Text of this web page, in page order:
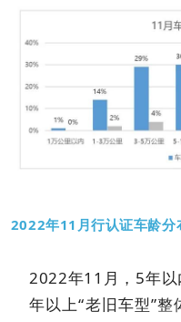
2022年11月行认证车龄分
2022年11月，5年
年以上“老旧车型”